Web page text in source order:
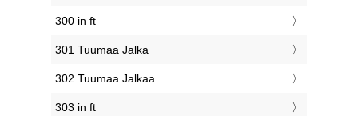
300 in ft
301 Tuumaa Jalka
302 Tuumaa Jalkaa
303 in ft